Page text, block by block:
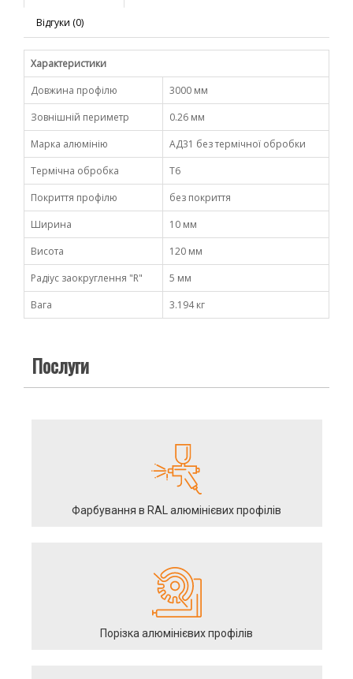
Відгуки (0)
Характеристики
Довжина профілю
3000 мм
Зовнішній периметр
0.26 мм
Марка алюмінію
АД31 без термічної обробки
Термічна обробка
Т6
Покриття профілю
без покриття
Ширина
10 мм
Висота
120 мм
Радіус заокруглення "R"
5 мм
Вага
3.194 кг
Послуги
Фарбування в RAL алюмінієвих профілів
Порізка алюмінієвих профілів